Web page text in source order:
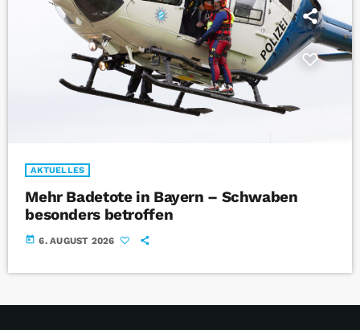
AKTUELLES
Mehr Badetote in Bayern – Schwaben
besonders betroffen
today 6. AUGUST 2026